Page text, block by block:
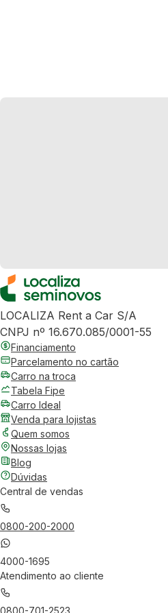
LOCALIZA Rent a Car S/A
CNPJ nº 16.670.085/0001-55
Financiamento
Parcelamento no cartão
Carro na troca
Tabela Fipe
Carro Ideal
Venda para lojistas
Quem somos
Nossas lojas
Blog
Dúvidas
Central de vendas
0800-200-2000
4000-1695
Atendimento ao cliente
0800-701-2523